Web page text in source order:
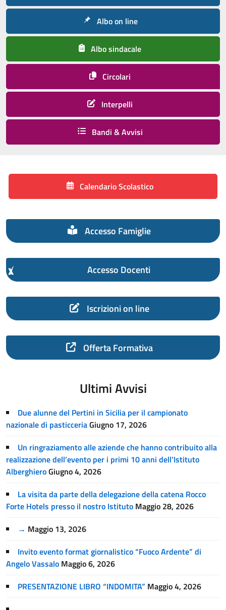
Albo on line
Albo sindacale
Circolari
Interpelli
Bandi & Avvisi
Calendario Scolastico
Accesso Famiglie
Accesso Docenti
Iscrizioni on line
Offerta Formativa
Ultimi Avvisi
Due alunne del Pertini in Sicilia per il campionato
nazionale di pasticceriaGiugno 17, 2026
Un ringraziamento alle aziende che hanno contribuito alla
realizzazione dell’evento per i primi 10 anni dell’Istituto
AlberghieroGiugno 4, 2026
La visita da parte della delegazione della catena Rocco
Forte Hotels presso il nostro Istituto Maggio 28, 2026
→ Maggio 13, 2026
Invito evento format giornalistico “Fuoco Ardente” di
Angelo Vassalo Maggio 6, 2026
PRESENTAZIONE LIBRO “INDOMITA” Maggio 4, 2026